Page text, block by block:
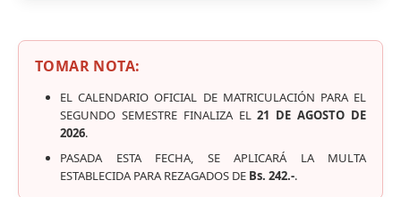
TOMAR NOTA:
EL CALENDARIO OFICIAL DE MATRICULACIÓN PARA EL
SEGUNDO SEMESTRE FINALIZA EL21 DE AGOSTO DE
2026.
PASADA ESTA FECHA, SE APLICARÁ LA MULTA
ESTABLECIDA PARA REZAGADOS DE Bs. 242.-.